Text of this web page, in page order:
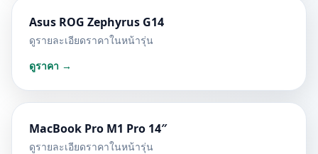
Asus ROG Zephyrus G14
ดูรายละเอียดราคาในหน้ารุ่น
ดูราคา →
MacBook Pro M1 Pro 14″
ดูรายละเอียดราคาในหน้ารุ่น